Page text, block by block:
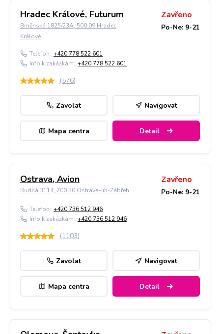
Hradec Králové, Futurum
Brněnská 1825/23A, 500 09 Hradec
Králové
Zavřeno
Po-Ne: 9-21
Telefon: +420 778 522 601
Info k zakázkám: +420 778 522 601
(576)
Zavolat Navigovat
Mapa centra Detail
Ostrava, Avion
Rudná 3114, 700 30 Ostrava-jih-Zábřeh
Zavřeno
Po-Ne: 9-21
Telefon: +420 736 512 946
Info k zakázkám: +420 736 512 946
(1103)
Zavolat Navigovat
Mapa centra Detail